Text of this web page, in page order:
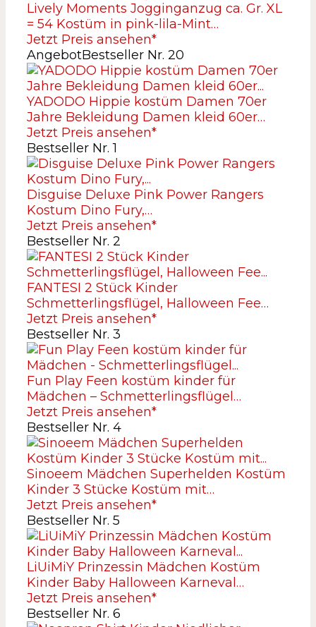
Lively Moments Jogginganzug ca. Gr. XL
= 54 Kostüm in pink-lila-Mint…
Jetzt Preis ansehen*
AngebotBestseller Nr. 20
YADODO Hippie kostüm Damen 70er
Jahre Bekleidung Damen kleid 60er…
Jetzt Preis ansehen*
Bestseller Nr. 1
Disguise Deluxe Pink Power Rangers
Kostum Dino Fury,…
Jetzt Preis ansehen*
Bestseller Nr. 2
FANTESI 2 Stück Kinder
Schmetterlingsflügel, Halloween Fee…
Jetzt Preis ansehen*
Bestseller Nr. 3
Fun Play Feen kostüm kinder für
Mädchen – Schmetterlingsflügel…
Jetzt Preis ansehen*
Bestseller Nr. 4
Sinoeem Mädchen Superhelden Kostüm
Kinder 3 Stücke Kostüm mit…
Jetzt Preis ansehen*
Bestseller Nr. 5
LiUiMiY Prinzessin Mädchen Kostüm
Kinder Baby Halloween Karneval…
Jetzt Preis ansehen*
Bestseller Nr. 6